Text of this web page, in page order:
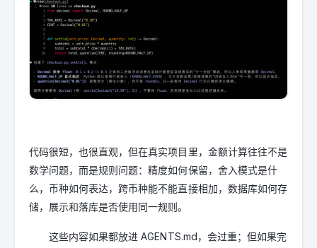
代码很短，也很直观，但在真实项目里，金额计算往往不是
数学问题，而是规则问题：精度如何保留，舍入模式是什
么，币种如何表达，跨币种能不能直接相加，数据库如何存
储，展示和落库是否使用同一规则。
这些内容如果都放进 AGENTS.md，会过重；但如果完